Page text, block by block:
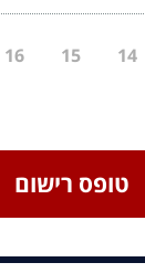
14
15
16
טופס רישום